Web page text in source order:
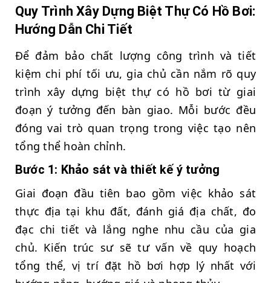
Quy Trình Xây Dựng Biệt Thự Có Hồ Bơi:
Hướng Dẫn Chi Tiết
Để đảm bảo chất lượng công trình và tiết
kiệm chi phí tối ưu, gia chủ cần nắm rõ quy
trình xây dựng biệt thự có hồ bơi từ giai
đoạn ý tưởng đến bàn giao. Mỗi bước đều
đóng vai trò quan trọng trong việc tạo nên
tổng thể hoàn chỉnh.
Bước 1: Khảo sát và thiết kế ý tưởng
Giai đoạn đầu tiên bao gồm việc khảo sát
thực địa tại khu đất, đánh giá địa chất, đo
đạc chi tiết và lắng nghe nhu cầu của gia
chủ. Kiến trúc sư sẽ tư vấn về quy hoạch
tổng thể, vị trí đặt hồ bơi hợp lý nhất với